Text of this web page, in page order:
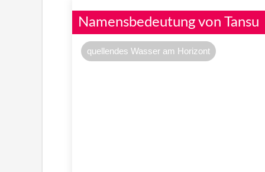
Namensbedeutung von Tansu
quellendes Wasser am Horizont